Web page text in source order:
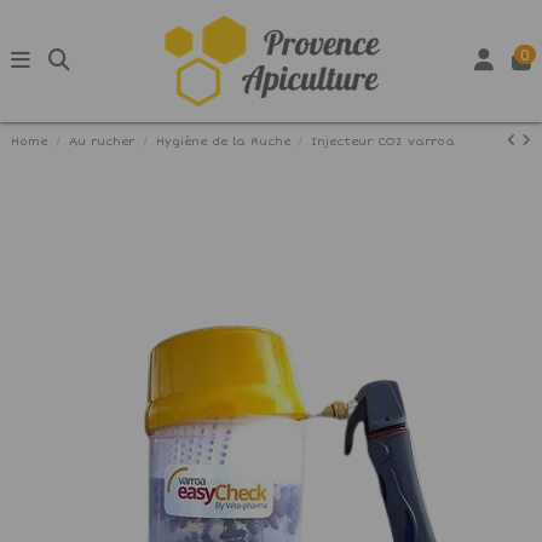
0
Home Au rucher Hygiène de la Ruche Injecteur CO2 varroa